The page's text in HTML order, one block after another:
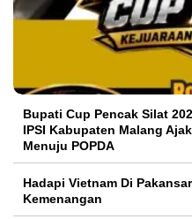
Bupati Cup Pencak Silat
IPSI Kabupaten Malang
Menuju POPDA
Hadapi Vietnam Di
Kemenangan